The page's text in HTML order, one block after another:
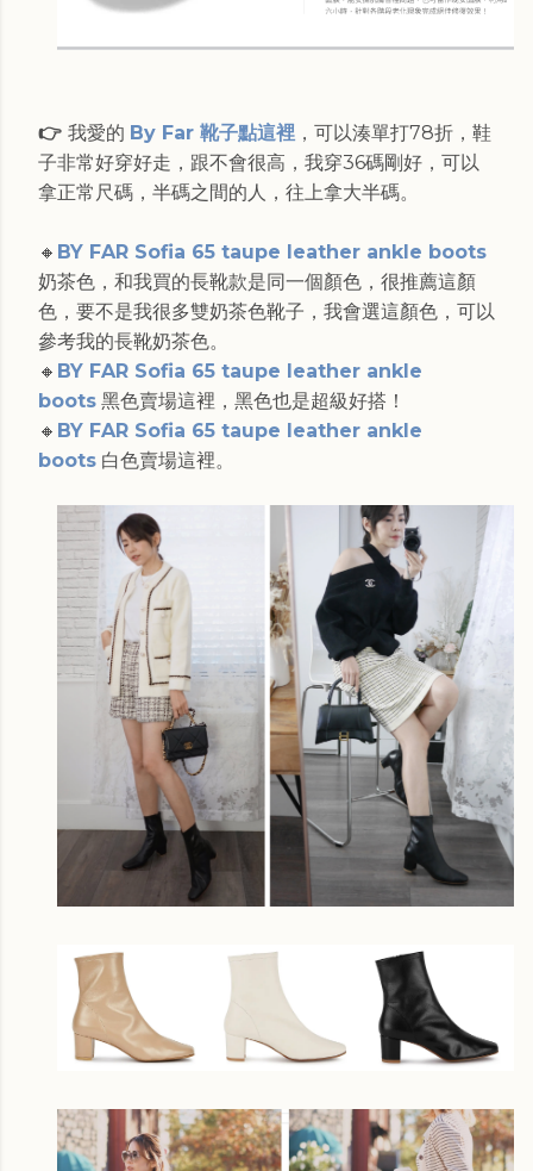
👉 我愛的 By Far 靴子點這裡 ，可以湊單打78折，鞋
子非常好穿好走，跟不會很高，我穿36碼剛好，可以
拿正常尺碼，半碼之間的人，往上拿大半碼。
🔸 BY FAR Sofia 65 taupe leather ankle boots
奶茶色，和我買的長靴款是同一個顏色，很推薦這顏
色，要不是我很多雙奶茶色靴子，我會選這顏色，可以
參考我的長靴奶茶色。
🔸 BY FAR Sofia 65 taupe leather ankle
boots 黑色賣場這裡，黑色也是超級好搭！
🔸 BY FAR Sofia 65 taupe leather ankle
boots 白色賣場這裡。